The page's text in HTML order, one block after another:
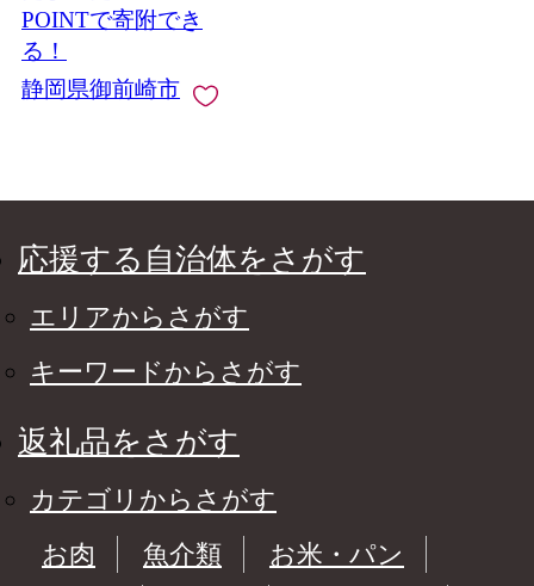
POINTで寄附でき
る！
静岡県御前崎市
応援する自治体をさがす
エリアからさがす
キーワードからさがす
返礼品をさがす
カテゴリからさがす
お肉
魚介類
お米・パン